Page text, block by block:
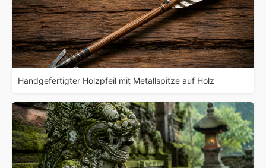
Handgefertigter Holzpfeil mit Metallspitze auf Holz